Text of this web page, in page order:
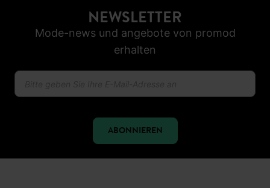
NEWSLETTER
Mode-news und angebote von promod
erhalten
ABONNIEREN